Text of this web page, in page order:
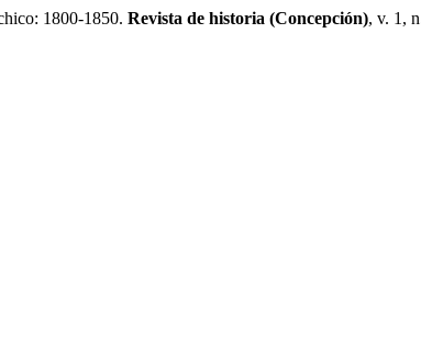
1800-1850. Revista de historia (Concepción), v. 1,